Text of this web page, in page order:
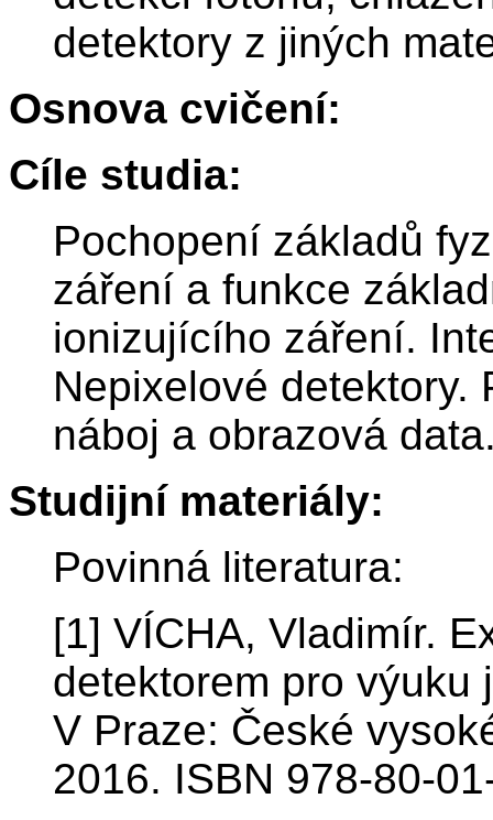
detektory z jiných
Osnova cvičení:
Cíle studia:
Pochopení základů
záření a funkce
ionizujícího záření.
Nepixelové detektory.
náboj a obrazová
Studijní materiály:
Povinná literatura:
[1] VÍCHA, Vladimír.
detektorem pro výuku
V Praze: České
2016. ISBN 978-80-